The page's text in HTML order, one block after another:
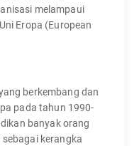
melampaui
Eropa (European
berkembang dan
pada tahun 1990-
banyak orang
kerangka